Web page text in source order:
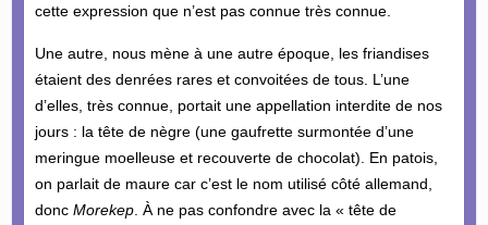
cette expression que n’est pas connue très connue.
Une autre, nous mène à une autre époque, les friandises
étaient des denrées rares et convoitées de tous. L’une
d’elles, très connue, portait une appellation interdite de nos
jours : la tête de nègre (une gaufrette surmontée d’une
meringue moelleuse et recouverte de chocolat). En patois,
on parlait de maure car c’est le nom utilisé côté allemand,
donc Morekep. À ne pas confondre avec la « tête de